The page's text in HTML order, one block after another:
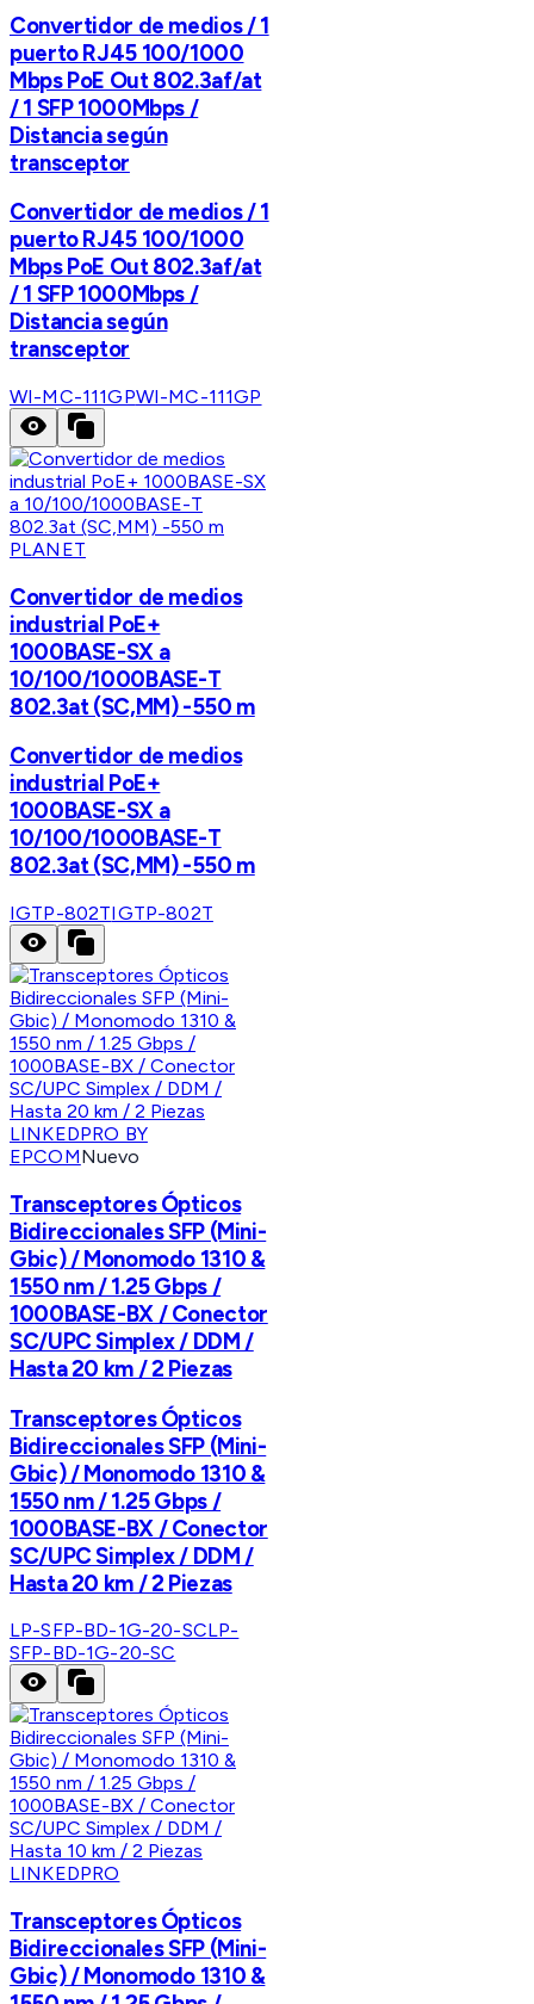
Convertidor de medios / 1
puerto RJ45 100/1000
Mbps PoE Out 802.3af/at
/ 1 SFP 1000Mbps /
Distancia según
transceptor
Convertidor de medios / 1
puerto RJ45 100/1000
Mbps PoE Out 802.3af/at
/ 1 SFP 1000Mbps /
Distancia según
transceptor
WI-MC-111GPWI-MC-111GP
PLANET
Convertidor de medios
industrial PoE+
1000BASE-SX a
10/100/1000BASE-T
802.3at (SC,MM) -550 m
Convertidor de medios
industrial PoE+
1000BASE-SX a
10/100/1000BASE-T
802.3at (SC,MM) -550 m
IGTP-802TIGTP-802T
LINKEDPRO BY
EPCOMNuevo
Transceptores Ópticos
Bidireccionales SFP (Mini-
Gbic) / Monomodo 1310 &
1550 nm / 1.25 Gbps /
1000BASE-BX / Conector
SC/UPC Simplex / DDM /
Hasta 20 km / 2 Piezas
Transceptores Ópticos
Bidireccionales SFP (Mini-
Gbic) / Monomodo 1310 &
1550 nm / 1.25 Gbps /
1000BASE-BX / Conector
SC/UPC Simplex / DDM /
Hasta 20 km / 2 Piezas
LP-SFP-BD-1G-20-SCLP-
SFP-BD-1G-20-SC
LINKEDPRO
Transceptores Ópticos
Bidireccionales SFP (Mini-
Gbic) / Monomodo 1310 &